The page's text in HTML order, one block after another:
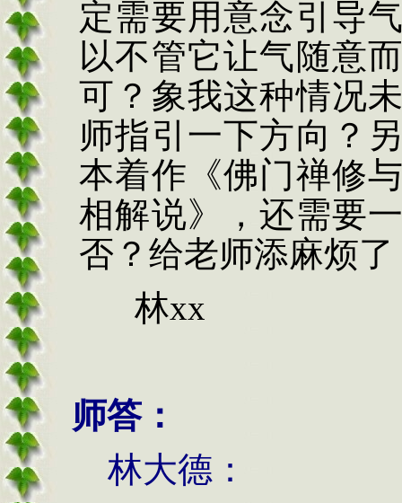
定需要用意念引导
以不管它让气随意
可？象我这种情况
师指引一下方向？
本着作《佛门禅修
相解说》，还需要
否？给老师添麻烦
林xx
师答：
林大德：